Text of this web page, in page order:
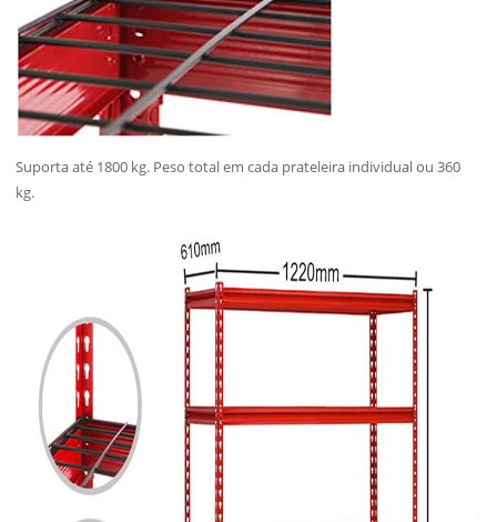
Suporta até 1800 kg. Peso total em cada prateleira individual ou 360
kg.